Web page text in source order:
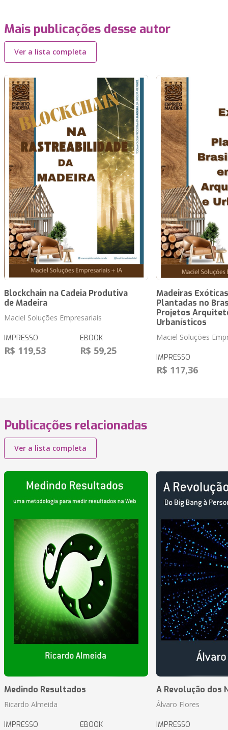
Mais publicações desse autor
Ver a lista completa
Blockchain na Cadeia Produtiva
de Madeira
Maciel Soluções Empresariais
IMPRESSO
R$ 119,53
EBOOK
R$ 59,25
Madeiras
Plantadas no
Projetos
Urbanísticos
Maciel Soluções
IMPRESSO
R$ 117,36
Publicações relacionadas
Ver a lista completa
Medindo Resultados
Ricardo Almeida
IMPRESSO EBOOK
A Revolução dos
Álvaro Flores
IMPRESSO